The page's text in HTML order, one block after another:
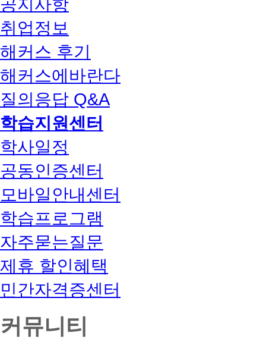
공지사항
취업정보
해커스 후기
해커스에바란다
질의응답 Q&A
학습지원센터
학사일정
공동인증센터
모바일안내센터
학습프로그램
자주묻는질문
제휴 할인혜택
민간자격증센터
커뮤니티